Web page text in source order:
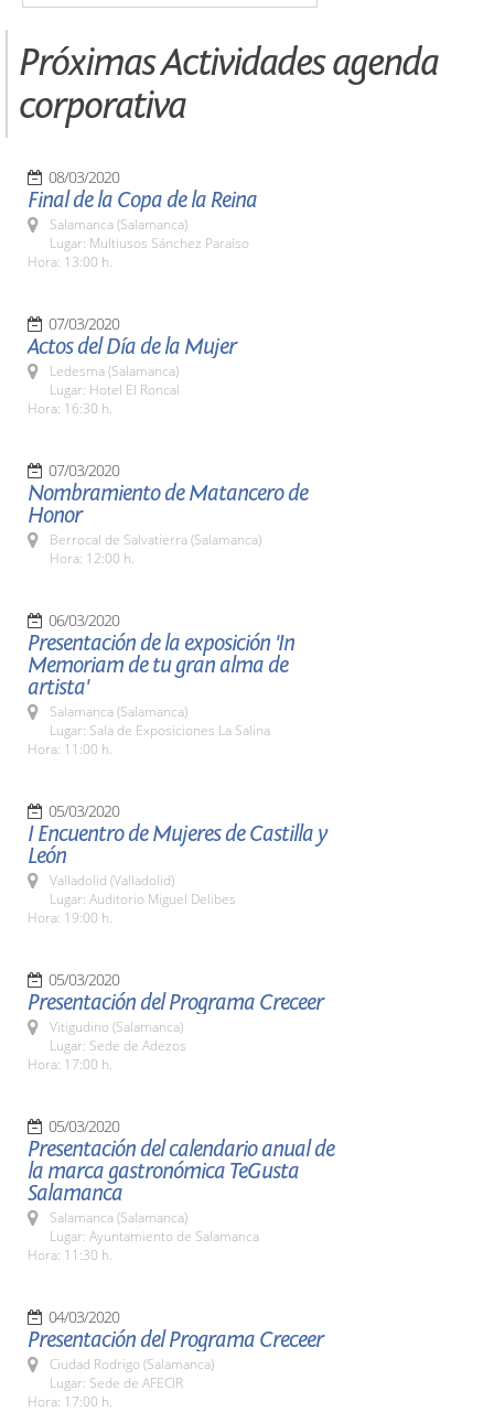
Próximas Actividades agenda
corporativa
08/03/2020
Final de la Copa de la Reina
Salamanca (Salamanca)
Lugar: Multiusos Sánchez Paraíso
Hora: 13:00 h.
07/03/2020
Actos del Día de la Mujer
Ledesma (Salamanca)
Lugar: Hotel El Roncal
Hora: 16:30 h.
07/03/2020
Nombramiento de Matancero de
Honor
Berrocal de Salvatierra (Salamanca)
Hora: 12:00 h.
06/03/2020
Presentación de la exposición 'In
Memoriam de tu gran alma de
artista'
Salamanca (Salamanca)
Lugar: Sala de Exposiciones La Salina
Hora: 11:00 h.
05/03/2020
I Encuentro de Mujeres de Castilla y
León
Valladolid (Valladolid)
Lugar: Auditorio Miguel Delibes
Hora: 19:00 h.
05/03/2020
Presentación del Programa Creceer
Vitigudino (Salamanca)
Lugar: Sede de Adezos
Hora: 17:00 h.
05/03/2020
Presentación del calendario anual de
la marca gastronómica TeGusta
Salamanca
Salamanca (Salamanca)
Lugar: Ayuntamiento de Salamanca
Hora: 11:30 h.
04/03/2020
Presentación del Programa Creceer
Ciudad Rodrigo (Salamanca)
Lugar: Sede de AFECIR
Hora: 17:00 h.